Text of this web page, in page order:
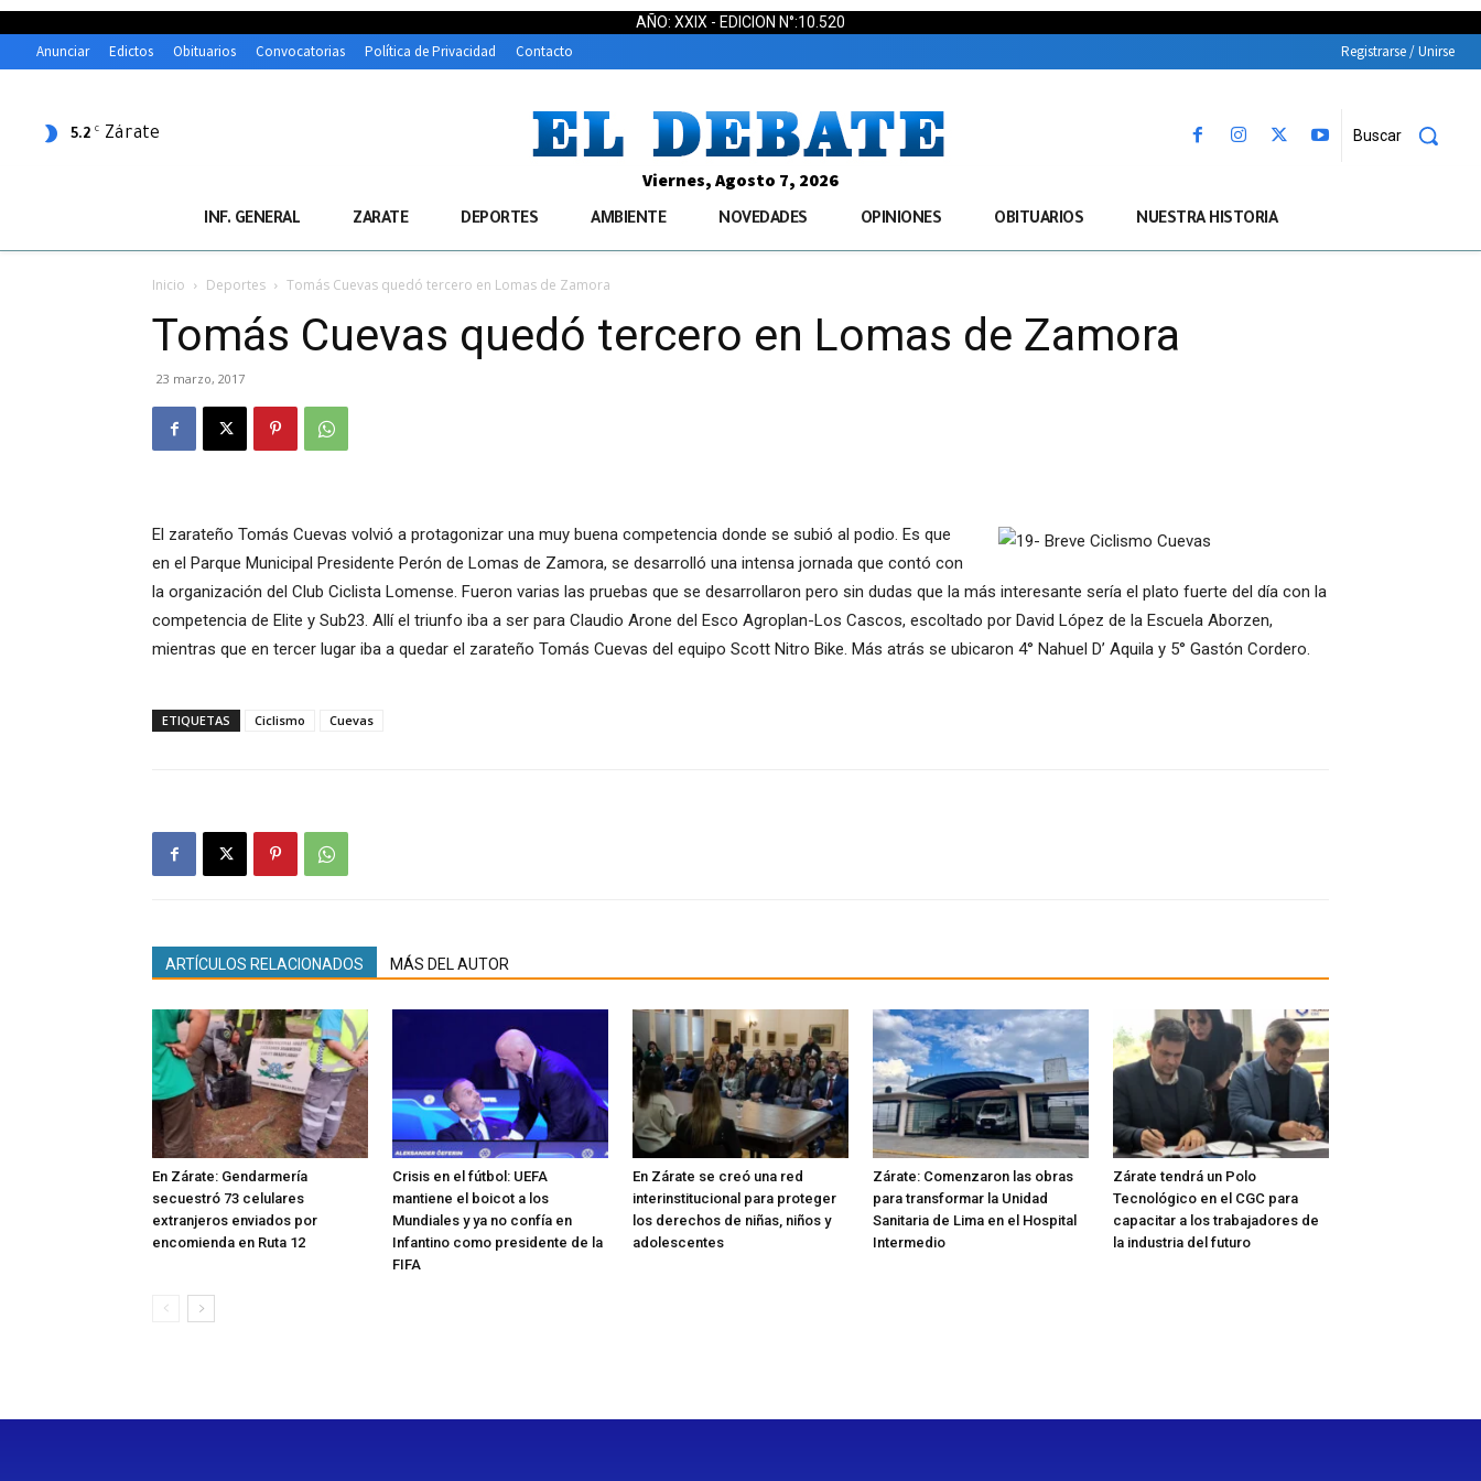
AÑO: XXIX - EDICION N°:10.520
Anunciar Edictos Obituarios Convocatorias Política de Privacidad Contacto Registrarse / Unirse
5.2 C Zárate Buscar
Viernes, Agosto 7, 2026
INF. GENERAL ZARATE DEPORTES AMBIENTE NOVEDADES OPINIONES OBITUARIOS NUESTRA HISTORIA
Inicio Deportes Tomás Cuevas quedó tercero en Lomas de Zamora
Tomás Cuevas quedó tercero en Lomas de Zamora
23 marzo, 2017
El zarateño Tomás Cuevas volvió a protagonizar una muy buena competencia donde se subió al podio. Es que
en el Parque Municipal Presidente Perón de Lomas de Zamora, se desarrolló una intensa jornada que contó con
la organización del Club Ciclista Lomense. Fueron varias las pruebas que se desarrollaron pero sin dudas que la más interesante sería el plato fuerte del día con la
competencia de Elite y Sub23. Allí el triunfo iba a ser para Claudio Arone del Esco Agroplan-Los Cascos, escoltado por David López de la Escuela Aborzen,
mientras que en tercer lugar iba a quedar el zarateño Tomás Cuevas del equipo Scott Nitro Bike. Más atrás se ubicaron 4° Nahuel D’ Aquila y 5° Gastón Cordero.
ETIQUETAS Ciclismo Cuevas
ARTÍCULOS RELACIONADOS MÁS DEL AUTOR
En Zárate: Gendarmería
secuestró 73 celulares
extranjeros enviados por
encomienda en Ruta 12
Crisis en el fútbol: UEFA
mantiene el boicot a los
Mundiales y ya no confía en
Infantino como presidente de la
FIFA
En Zárate se creó una red
interinstitucional para proteger
los derechos de niñas, niños y
adolescentes
Zárate: Comenzaron las obras
para transformar la Unidad
Sanitaria de Lima en el Hospital
Intermedio
Zárate tendrá un Polo
Tecnológico en el CGC para
capacitar a los trabajadores de
la industria del futuro